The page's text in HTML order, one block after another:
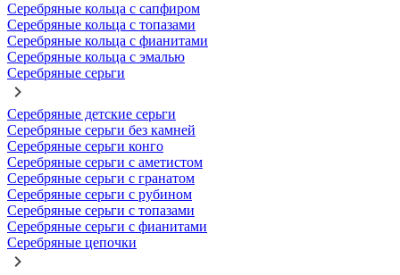
Серебряные кольца с сапфиром
Серебряные кольца с топазами
Серебряные кольца с фианитами
Серебряные кольца с эмалью
Серебряные серьги
Серебряные детские серьги
Серебряные серьги без камней
Серебряные серьги конго
Серебряные серьги с аметистом
Серебряные серьги с гранатом
Серебряные серьги с рубином
Серебряные серьги с топазами
Серебряные серьги с фианитами
Серебряные цепочки